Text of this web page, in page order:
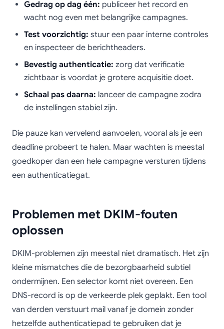
Gedrag op dag één: publiceer het record en
wacht nog even met belangrijke campagnes.
Test voorzichtig: stuur een paar interne controles
en inspecteer de berichtheaders.
Bevestig authenticatie: zorg dat verificatie
zichtbaar is voordat je grotere acquisitie doet.
Schaal pas daarna: lanceer de campagne zodra
de instellingen stabiel zijn.
Die pauze kan vervelend aanvoelen, vooral als je een
deadline probeert te halen. Maar wachten is meestal
goedkoper dan een hele campagne versturen tijdens
een authenticatiegat.
Problemen met DKIM-fouten
oplossen
DKIM-problemen zijn meestal niet dramatisch. Het zijn
kleine mismatches die de bezorgbaarheid subtiel
ondermijnen. Een selector komt niet overeen. Een
DNS-record is op de verkeerde plek geplakt. Een tool
van derden verstuurt mail vanaf je domein zonder
hetzelfde authenticatiepad te gebruiken dat je